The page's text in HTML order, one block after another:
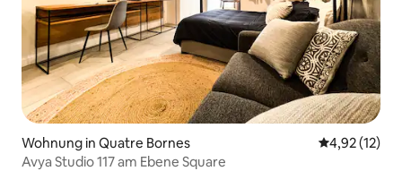
Wohnung in Quatre Bornes
4,92 (12)
Avya Studio 117 am Ebene Square